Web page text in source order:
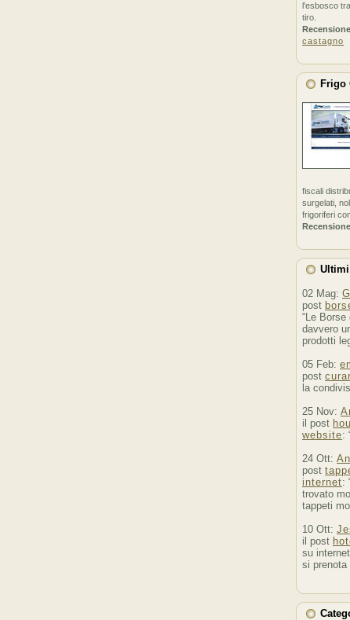
l'esbosco
tiro.
Recensione
castagno
Frigo
fiscali
surgelati,
frigoriferi
Recensione
02 Mag:
post
“Le
davvero
prodotti
05 Feb:
post
la
25 Nov:
il post
website:
24 Ott:
post
internet:
trovato
tappeti
10 Ott:
il post
su
si prenota